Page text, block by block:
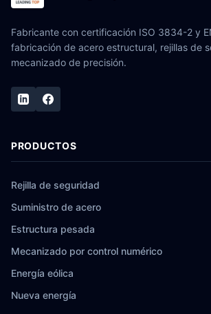
Fabricante con certificación ISO 3834-2 y
fabricación de acero estructural, rejillas de
mecanizado de precisión.
PRODUCTOS
Rejilla de seguridad
Suministro de acero
Estructura pesada
Mecanizado por control numérico
Energía eólica
Nueva energía